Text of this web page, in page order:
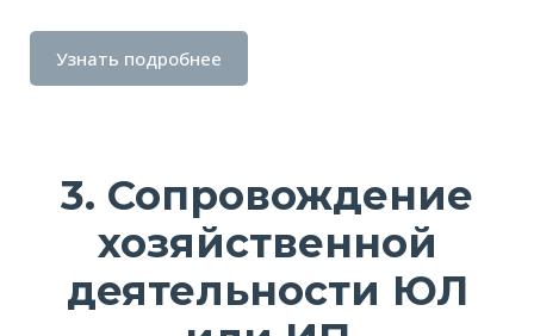
Узнать подробнее
3. Сопровождение
хозяйственной
деятельности ЮЛ